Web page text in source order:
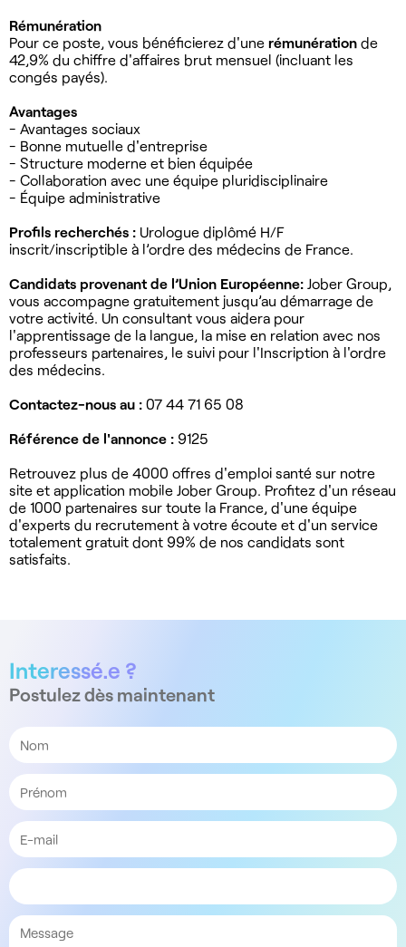
Rémunération
Pour ce poste, vous bénéficierez d'une rémunération de
42,9% du chiffre d'affaires brut mensuel (incluant les
congés payés).
Avantages
- Avantages sociaux
- Bonne mutuelle d'entreprise
- Structure moderne et bien équipée
- Collaboration avec une équipe pluridisciplinaire
- Équipe administrative
Profils recherchés : Urologue diplômé H/F
inscrit/inscriptible à l’ordre des médecins de France.
Candidats provenant de l’Union Européenne: Jober Group,
vous accompagne gratuitement jusqu’au démarrage de
votre activité. Un consultant vous aidera pour
l'apprentissage de la langue, la mise en relation avec nos
professeurs partenaires, le suivi pour l'Inscription à l'ordre
des médecins.
Contactez-nous au : 07 44 71 65 08
Référence de l'annonce : 9125
Retrouvez plus de 4000 offres d'emploi santé sur notre
site et application mobile Jober Group. Profitez d'un réseau
de 1000 partenaires sur toute la France, d'une équipe
d'experts du recrutement à votre écoute et d'un service
totalement gratuit dont 99% de nos candidats sont
satisfaits.
Interessé.e ?
Postulez dès maintenant